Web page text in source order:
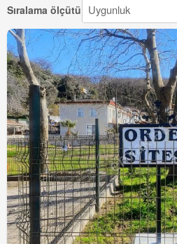
Sıralama ölçütü